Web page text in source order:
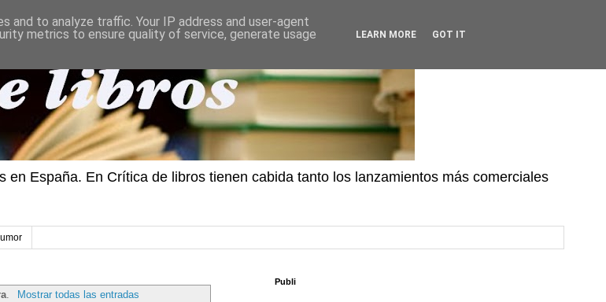
España. En Crítica de libros tienen cabida tanto los lanzamientos más comerciales
. Mostrar todas las entradas
Publi
to analyze traffic. Your IP address and user-agent
metrics to ensure quality of service, generate usage
LEARN MORE GOT IT